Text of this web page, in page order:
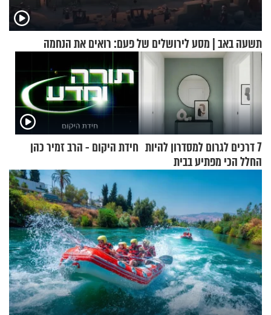
תשעה באב | מסע לירושלים של פעם: רואים את הנחמה
7 דרכים לגרום למסדרון להיות
החלל הכי מפתיע בבית
חידת היקום - הרב זמיר כהן